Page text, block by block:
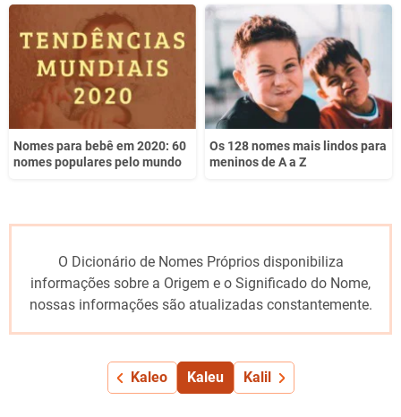
Nomes para bebê em 2020: 60
nomes populares pelo mundo
Os 128 nomes mais lindos para
meninos de A a Z
O Dicionário de Nomes Próprios disponibiliza
informações sobre a Origem e o Significado do Nome,
nossas informações são atualizadas constantemente.
Kaleo Kaleu Kalil